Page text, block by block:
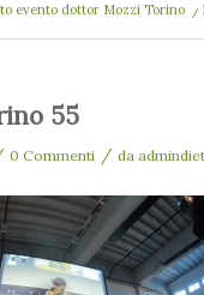
evento dottor Mozzi Torino /
55
0 Commenti / da